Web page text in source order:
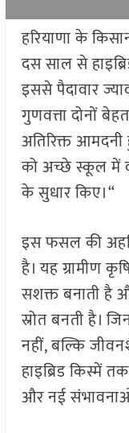
हरियाणा के
दस साल से
इससे पैदावार
गुणवत्ता दोनों
अतिरिक्त आमदनी
को अच्छे स्कूल में
के सुधार किए।“
इस फसल की
है। यह ग्रामीण
सशक्त बनाती है
स्रोत बनती है।
नहीं, बल्कि
हाइब्रिड किस्में
और नई